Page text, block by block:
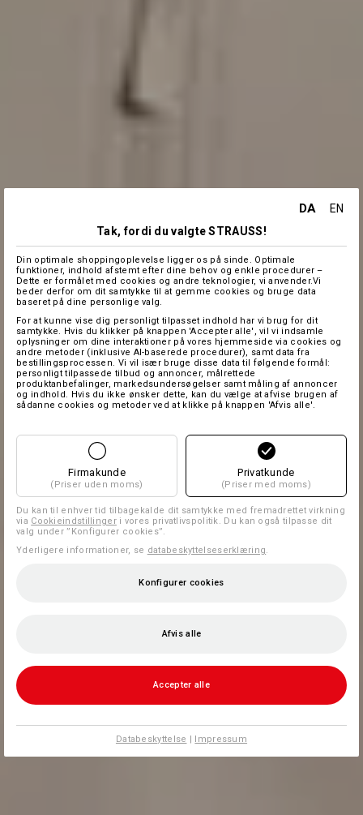
DA
EN
Tak, fordi du valgte STRAUSS!
Din optimale shoppingoplevelse ligger os på sinde. Optimale
funktioner, indhold afstemt efter dine behov og enkle procedurer –
Dette er formålet med cookies og andre teknologier, vi anvender.Vi
beder derfor om dit samtykke til at gemme cookies og bruge data
baseret på dine personlige valg.
For at kunne vise dig personligt tilpasset indhold har vi brug for dit
samtykke. Hvis du klikker på knappen 'Accepter alle', vil vi indsamle
oplysninger om dine interaktioner på vores hjemmeside via cookies og
andre metoder (inklusive AI-baserede procedurer), samt data fra
bestillingsprocessen. Vi vil især bruge disse data til følgende formål:
personligt tilpassede tilbud og annoncer, målrettede
produktanbefalinger, markedsundersøgelser samt måling af annoncer
og indhold. Hvis du ikke ønsker dette, kan du vælge at afvise brugen af
sådanne cookies og metoder ved at klikke på knappen 'Afvis alle'.
Firmakunde
(Priser uden moms)
Privatkunde
(Priser med moms)
Du kan til enhver tid tilbagekalde dit samtykke med fremadrettet virkning
via Cookieindstillingeri vores privatlivspolitik. Du kan også tilpasse dit
valg under ”Konfigurer cookies”.
Yderligere informationer, se databeskyttelseserklæring
Konfigurer cookies
Afvis alle
Accepter alle
Databeskyttelse | Impressum